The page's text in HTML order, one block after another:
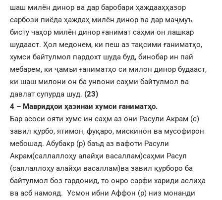
шаш милён динор ва дар баробари ҳаждааҳҳазор
сарбози пиёда ҳаждаҳ милён динор ва дар маҷмуъ
бисту чаҳор милён динор ғанимат саҳми он лашкар
шудааст. Ҳол медонем, ки пеш аз тақсими ғаниматҳо,
хумси байтулмол пардохт шуда буд, бинобар ин пай
мебарем, ки ҷамъи ғаниматҳо си милон динор будааст,
ки шаш милони он ба унвони саҳми байтулмол ва
давлат супурда шуд. (23)
4 – Мавридҳои ҳазинаи хумси ғаниматҳо.
Бар асоси ояти хумс ин саҳм аз они Расули Акрам (с)
завил қурбо, ятимон, фуқаро, мискинон ва мусофирон
мебошад. Абубакр (р) баъд аз вафоти Расули
Акрам(саллаллоҳу алайҳи васаллам)саҳми Расул
(саллаллоҳу алайҳи васаллам)ва завил қурборо ба
байтулмол боз гардонид, то онро сарфи хариди аслиҳа
ва асб намояд. Усмон ибни Аффон (р) низ монанди